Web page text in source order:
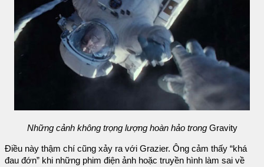
Những cảnh không trọng lượng hoàn hảo trongGravity
Điều này thậm chí cũng xảy ra với Grazier. Ông cảm thấy “khá
đau đớn” khi những phim điện ảnh hoặc truyền hình làm sai về